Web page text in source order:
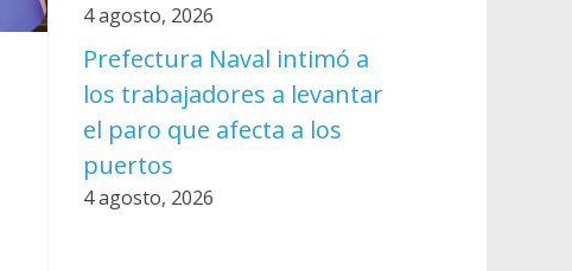
4 agosto, 2026
Prefectura Naval intimó a
los trabajadores a levantar
el paro que afecta a los
puertos
4 agosto, 2026